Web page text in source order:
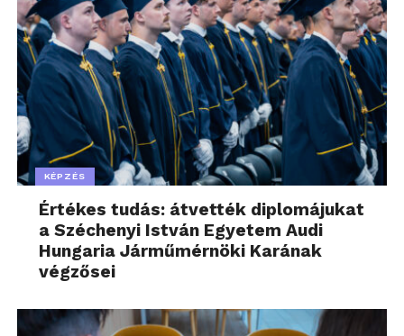
KÉPZÉS
Értékes tudás: átvették diplomájukat
a Széchenyi István Egyetem Audi
Hungaria Járműmérnöki Karának
végzősei